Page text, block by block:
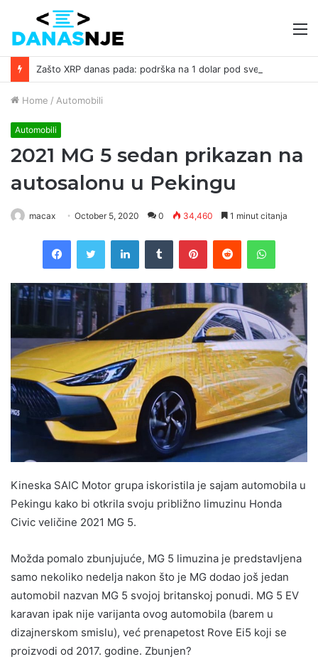
Home / Automobili
Automobili
2021 MG 5 sedan prikazan na
autosalonu u Pekingu
macax October 5, 2020 0 34,460 1 minut citanja
FacebookTwitter LinkedInTumblr PinterestReddit
Kineska SAIC Motor grupa iskoristila je sajam automobila u
Pekingu kako bi otkrila svoju približno limuzinu Honda
Civic veličine 2021 MG 5.
Možda pomalo zbunjujuće, MG 5 limuzina je predstavljena
samo nekoliko nedelja nakon što je MG dodao još jedan
automobil nazvan MG 5 svojoj britanskoj ponudi. MG 5 EV
karavan ipak nije varijanta ovog automobila (barem u
dizajnerskom smislu), već prenapetost Rove Ei5 koji se
proizvodi od 2017. godine. Zbunjen?